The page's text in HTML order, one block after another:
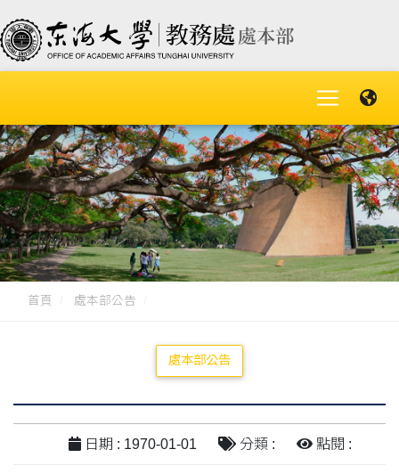
首頁 處本部公告
處本部公告
日期 : 1970-01-01 分類 : 點閱 :